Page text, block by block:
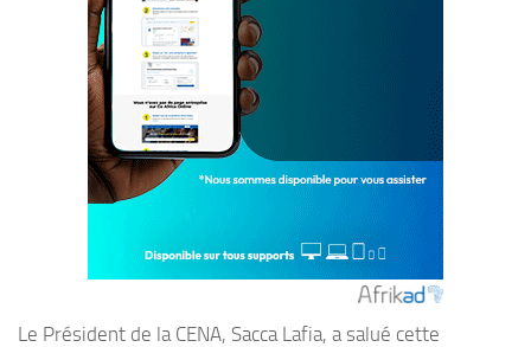
Le Président de la CENA, Sacca Lafia, a salué cette